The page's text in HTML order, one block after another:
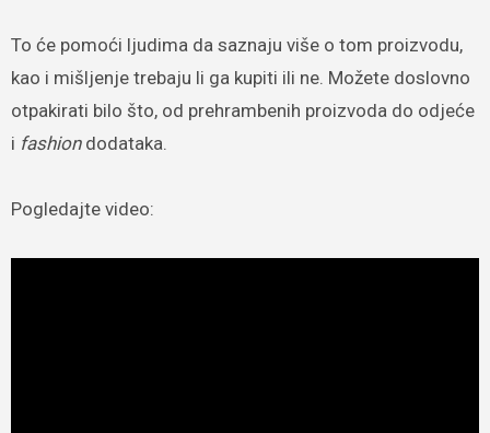
To će pomoći ljudima da saznaju više o tom proizvodu,
kao i mišljenje trebaju li ga kupiti ili ne. Možete doslovno
otpakirati bilo što, od prehrambenih proizvoda do odjeće
i fashiondodataka.
Pogledajte video: